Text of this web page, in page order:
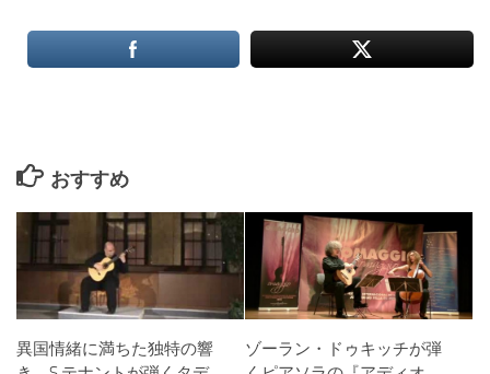
おすすめ
異国情緒に満ちた独特の響
ゾーラン・ドゥキッチが弾